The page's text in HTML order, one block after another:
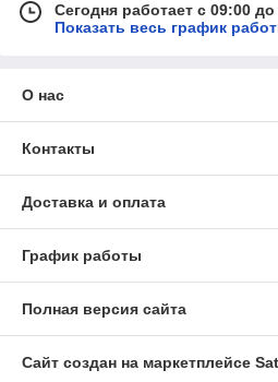
Сегодня работает с 09:00
Показать весь график
О нас
Контакты
Доставка и оплата
График работы
Полная версия сайта
Сайт создан на маркетплейсе